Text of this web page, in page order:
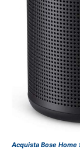
Acquista Bose